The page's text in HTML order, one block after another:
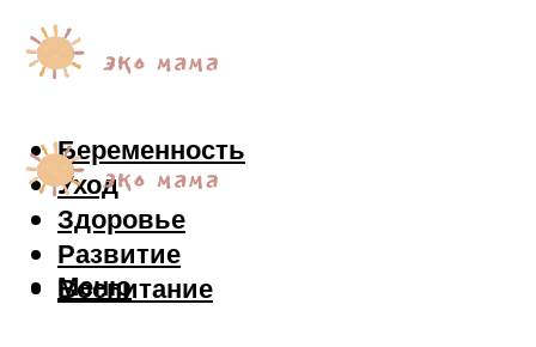
Беременность
Уход
Здоровье
Развитие
Воспитание
Меню